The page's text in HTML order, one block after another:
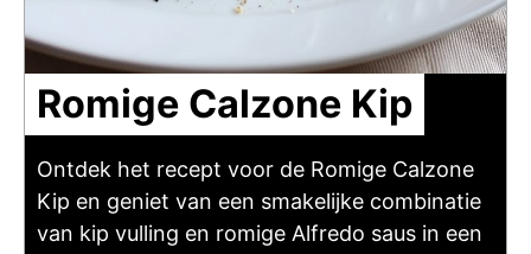
Romige Calzone Kip
Ontdek het recept voor de Romige Calzone
Kip en geniet van een smakelijke combinatie
van kip vulling en romige Alfredo saus in een